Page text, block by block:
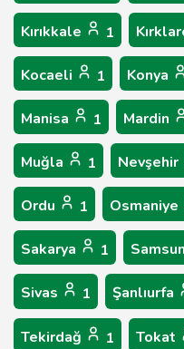
Kırıkkale 1
Kocaeli 1 Konya
Manisa 1 Mardin
Muğla 1 Nevşehir
Ordu 1 Osmaniye
Sakarya 1 Samsun
Sivas 1 Şanlıurfa
Tekirdağ 1 Tokat